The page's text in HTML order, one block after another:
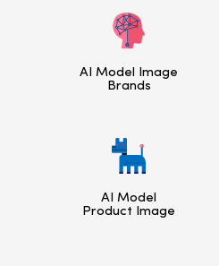
AI Model Image
Brands
AI Model
Product Image